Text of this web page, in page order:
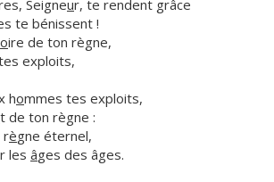
Seigneur, te rendent grâce
te bénissent !
oire de ton règne,
exploits,
hommes tes exploits,
t de ton règne :
règne éternel,
les âges des âges.